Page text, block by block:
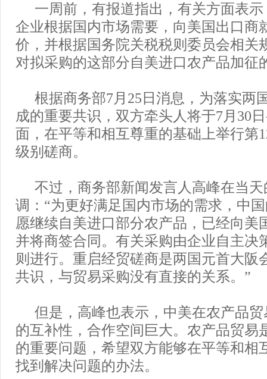
一周前，有报道指出，有关方面表
企业根据国内市场需要，向美国出口商
价，并根据国务院关税税则委员会相关
对拟采购的这部分自美进口农产品加征
根据商务部7月25日消息，为落实两
成的重要共识，双方牵头人将于7月30
面，在平等和相互尊重的基础上举行第
级别磋商。
不过，商务部新闻发言人高峰在当天
调：“为更好满足国内市场的需求，中
愿继续自美进口部分农产品，已经向美
并将商签合同。有关采购由企业自主决
则进行。重启经贸磋商是两国元首大阪
共识，与贸易采购没有直接的关系。”
但是，高峰也表示，中美在农产品
的互补性，合作空间巨大。农产品贸易
的重要问题，希望双方能够在平等和相
找到解决问题的办法。